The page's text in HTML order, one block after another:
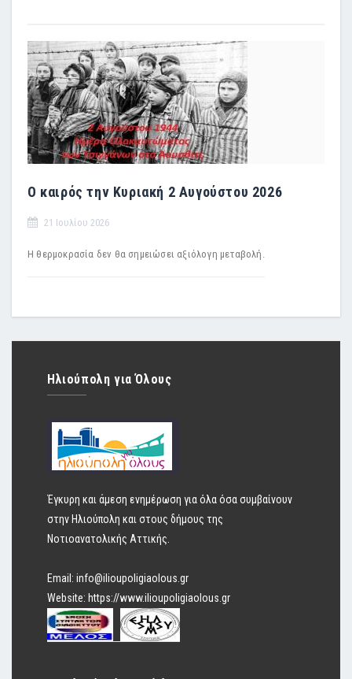
Ο καιρός την Κυριακή 2 Αυγούστου 2026
21 Ιουλίου 2026
Η θερμοκρασία δεν θα σημειώσει αξιόλογη μεταβολή.
Ηλιούπολη για Όλους
Έγκυρη και άμεση ενημέρωση για όλα όσα συμβαίνουν
στην Ηλιούπολη και στους δήμους της
Νοτιοανατολικής Αττικής.
Email: info@ilioupoligiaolous.gr
Website: https://www.ilioupoligiaolous.gr